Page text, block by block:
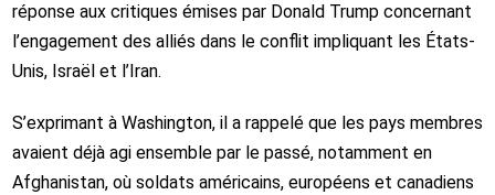
réponse aux critiques émises par Donald Trumpconcernant
l’engagement des alliés dans le conflit impliquant les États-
Unis, Israël et l’Iran.
S’exprimant à Washington, il a rappelé que les pays membres
avaient déjà agi ensemble par le passé, notamment en
Afghanistan, où soldats américains, européens et canadiens